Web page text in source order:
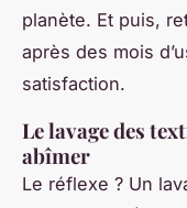
planète. Et puis,
après des mois
satisfaction.
Le lavage des
abîmer
Le réflexe ? Un